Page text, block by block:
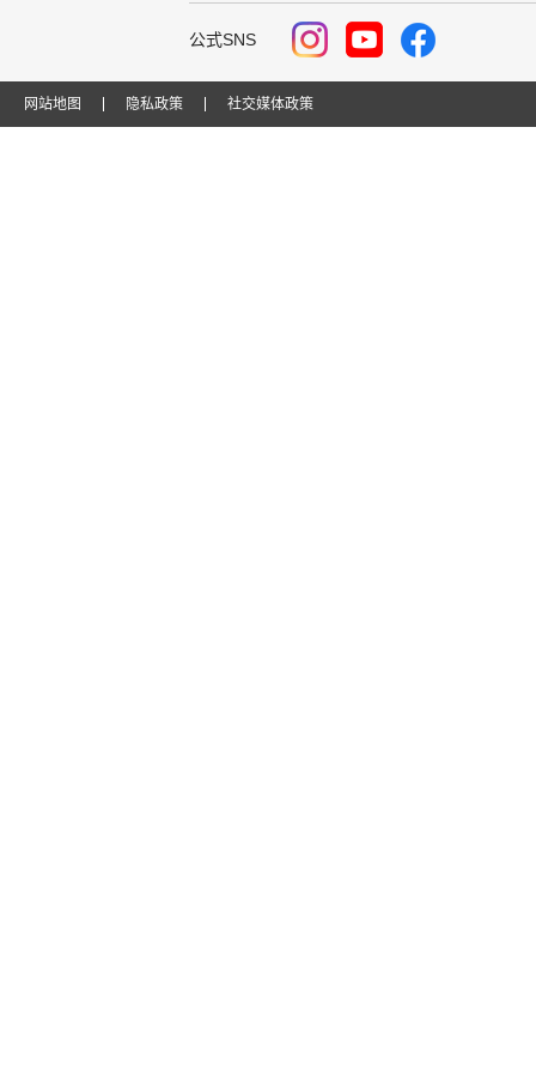
公式SNS
网站地图 隐私政策 社交媒体政策